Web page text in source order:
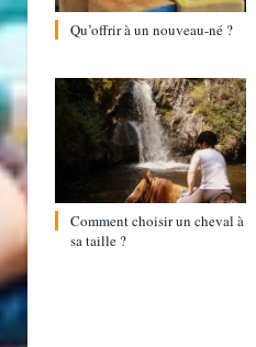
Qu’offrir à un nouveau-né ?
Comment choisir un cheval à
sa taille ?